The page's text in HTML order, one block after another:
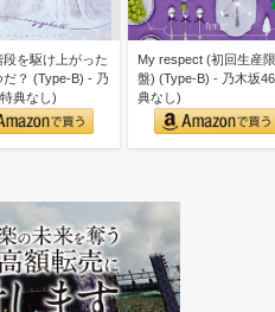
段を駆け上がった
だ？ (Type-B) - 乃
典なし)
My respect (初回生産
盤) (Type-B) - 乃木坂
典なし)